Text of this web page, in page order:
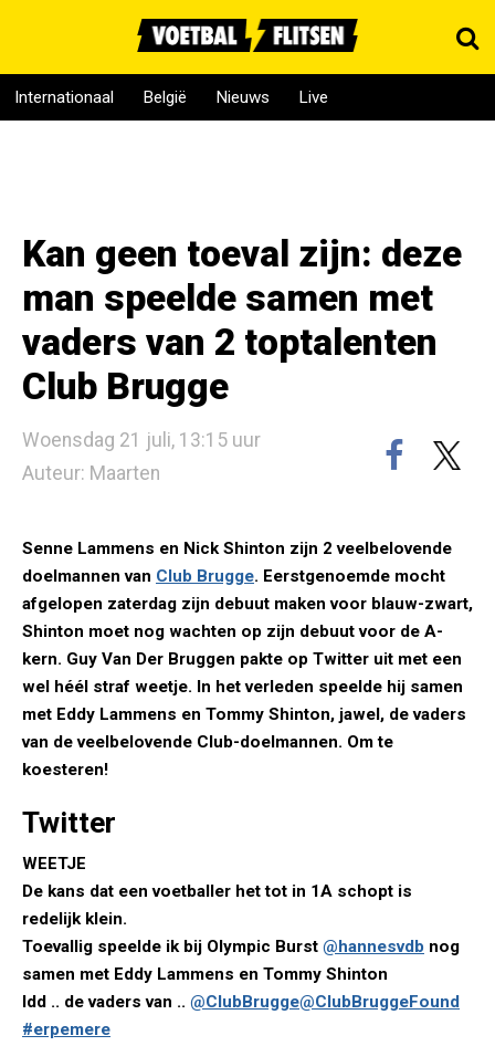
Internationaal België Nieuws Live
Kan geen toeval zijn: deze
man speelde samen met
vaders van 2 toptalenten
Club Brugge
Woensdag 21 juli, 13:15 uur
Auteur: Maarten
Senne Lammens en Nick Shinton zijn 2 veelbelovende
doelmannen van Club Brugge. Eerstgenoemde mocht
afgelopen zaterdag zijn debuut maken voor blauw-zwart,
Shinton moet nog wachten op zijn debuut voor de A-
kern. Guy Van Der Bruggen pakte op Twitter uit met een
wel héél straf weetje. In het verleden speelde hij samen
met Eddy Lammens en Tommy Shinton, jawel, de vaders
van de veelbelovende Club-doelmannen. Om te
koesteren!
Twitter
WEETJE
De kans dat een voetballer het tot in 1A schopt is
redelijk klein.
Toevallig speelde ik bij Olympic Burst @hannesvdb nog
samen met Eddy Lammens en Tommy Shinton
Idd .. de vaders van .. @ClubBrugge@ClubBruggeFound
#erpemere